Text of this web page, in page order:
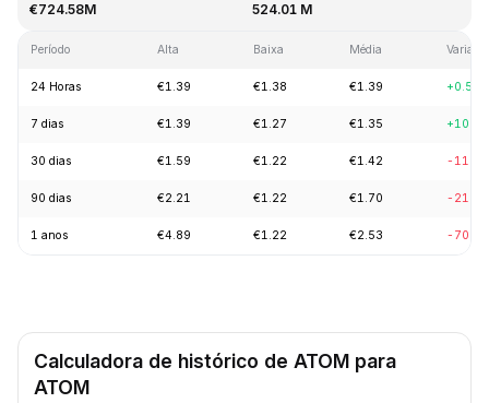
€724.58M 524.01 M
Período Alta Baixa Média
24 Horas €1.39 €1.38 €1.39
7 dias €1.39 €1.27 €1.35
30 dias €1.59 €1.22 €1.42 -
90 dias €2.21 €1.22 €1.70 -
1 anos €4.89 €1.22 €2.53 -
Calculadora de histórico de ATOM para
ATOM